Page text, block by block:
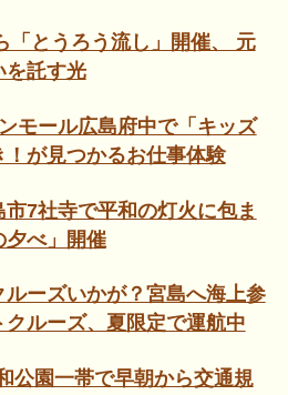
「とうろう流し」開催、 元
を託す光
モール広島府中で「キッズ
が見つかるお仕事体験
7社寺で平和の灯火に包ま
夕べ」開催
ーズいかが？宮島へ海上参
ルーズ、夏限定で運航中
公園一帯で早朝から交通規